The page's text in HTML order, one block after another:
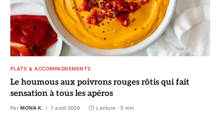
PLATS & ACCOMPAGNEMENTS
Le houmous aux poivrons rouges rôtis qui fait
sensation à tous les apéros
Par MONA K. 7 août 2026 Lecture : 5 min